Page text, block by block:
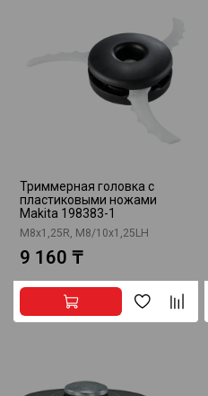
Триммерная головка с
пластиковыми ножами
Makita 198383-1
М8х1,25R, М8/10х1,25LH
9 160 ₸